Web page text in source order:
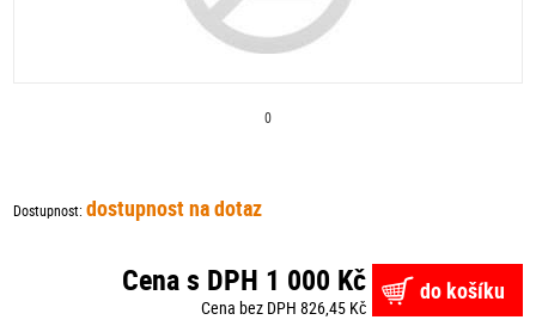
0
Dostupnost:dostupnost na dotaz
Cena s DPH 1 000 Kč
Cena bez DPH 826,45 Kč
do košíku